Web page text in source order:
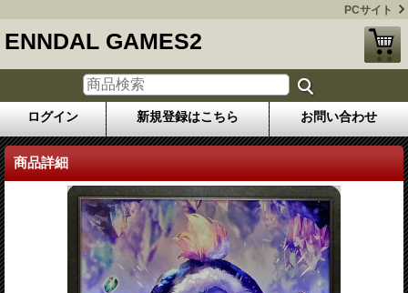
PCサイト
ENNDAL GAMES2
ログイン 新規登録はこちら お問い合わせ
商品詳細